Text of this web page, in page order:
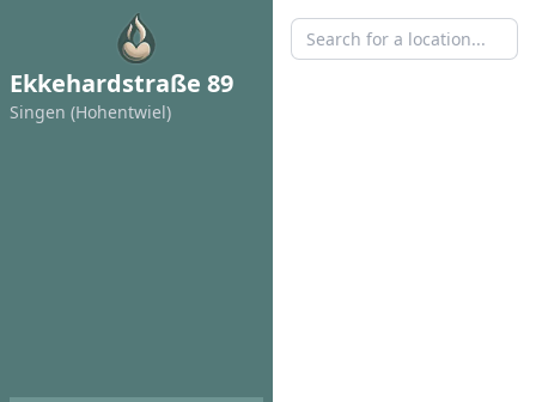
Ekkehardstraße 89
Singen (Hohentwiel)